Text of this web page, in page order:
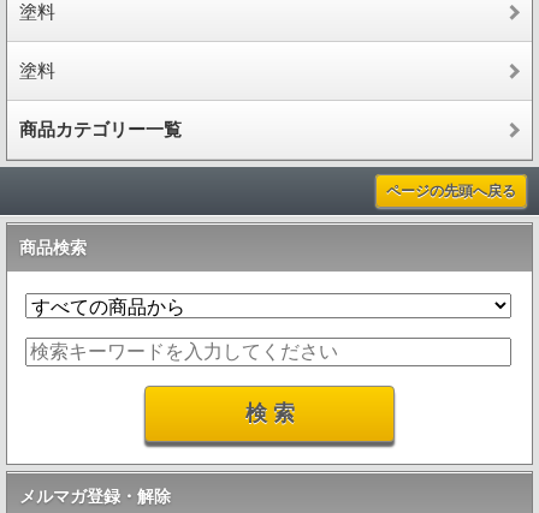
塗料
塗料
商品カテゴリー一覧
ページの先頭へ戻る
商品検索
メルマガ登録・解除